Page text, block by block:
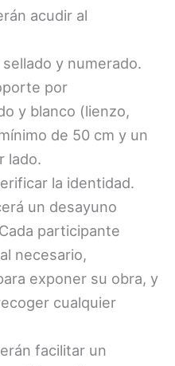
acudir al
y numerado.
por
y blanco (lienzo,
de 50 cm y un
lado.
la identidad.
un desayuno
participante
necesario,
exponer su obra, y
cualquier
facilitar un